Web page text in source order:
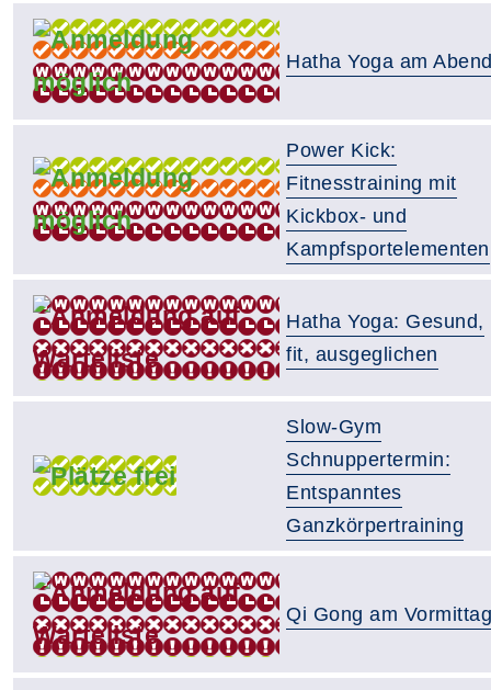
Hatha Yoga am
Power Kick:
Fitnesstraining mit
Kickbox- und
Kampfsportelementen
Hatha Yoga: Gesund,
fit, ausgeglichen
Slow-Gym
Schnuppertermin:
Entspanntes
Ganzkörpertraining
Qi Gong am Vormittag